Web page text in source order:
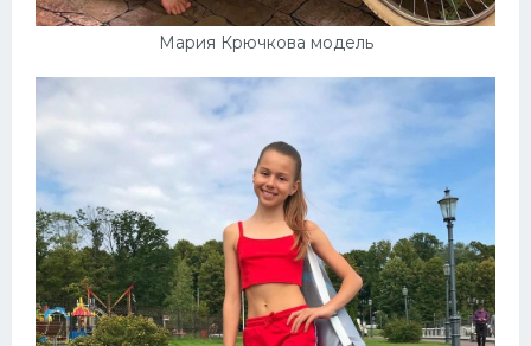
Мария Крючкова модель